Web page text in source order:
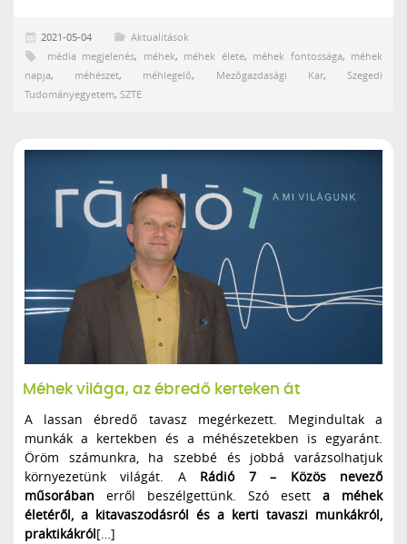
2021-05-04
Aktualitások
média megjelenés, méhek, méhek élete, méhek fontossága, méhek
napja, méhészet, méhlegelő, Mezőgazdasági Kar,Szegedi
Tudományegyetem, SZTE
Méhek világa, az ébredő kerteken át
A lassan ébredő tavasz megérkezett. Megindultak a
munkák a kertekben és a méhészetekben is egyaránt.
Öröm számunkra, ha szebbé és jobbá varázsolhatjuk
környezetünk világát. A Rádió 7 – Közös nevező
műsorában erről beszélgettünk. Szó esett a méhek
életéről, a kitavaszodásról és a kerti tavaszi munkákról,
praktikákról[…]